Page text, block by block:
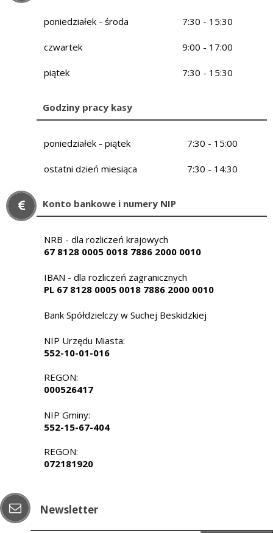
poniedziałek - środa 7:30 - 15:30
czwartek 9:00 - 17:00
piątek 7:30 - 15:30
Godziny pracy kasy
poniedziałek - piątek 7:30 - 15:00
ostatni dzień miesiąca 7:30 - 14:30
Konto bankowe i numery NIP
NRB - dla rozliczeń krajowych
67 8128 0005 0018 7886 2000 0010
IBAN - dla rozliczeń zagranicznych
PL 67 8128 0005 0018 7886 2000 0010
Bank Spółdzielczy w Suchej Beskidzkiej
NIP Urzędu Miasta:
552-10-01-016
REGON:
000526417
NIP Gminy:
552-15-67-404
REGON:
072181920
Newsletter